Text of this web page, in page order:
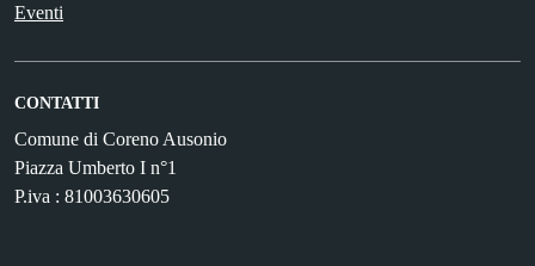
Eventi
CONTATTI
Comune di Coreno Ausonio
Piazza Umberto I n°1
P.iva : 81003630605